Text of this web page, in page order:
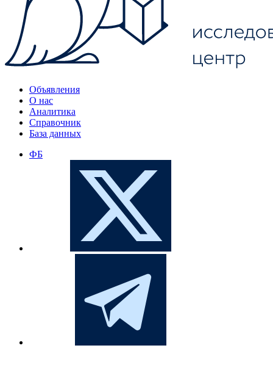
Объявления
О нас
Аналитика
Справочник
База данных
ФБ